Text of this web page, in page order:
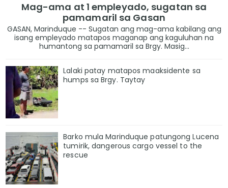
Mag-ama at 1 empleyado, sugatan sa
pamamaril sa Gasan
GASAN, Marinduque -- Sugatan ang mag-ama kabilang ang
isang empleyado matapos maganap ang kaguluhan na
humantong sa pamamaril sa Brgy. Masig...
Lalaki patay matapos maaksidente sa
humps sa Brgy. Taytay
Barko mula Marinduque patungong Lucena
tumirik, dangerous cargo vessel to the
rescue